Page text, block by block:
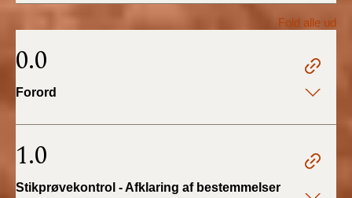
2022)
Fold alle ud
0.0
Forord
1.0
Stikprøvekontrol - Afklaring af bestemmelser